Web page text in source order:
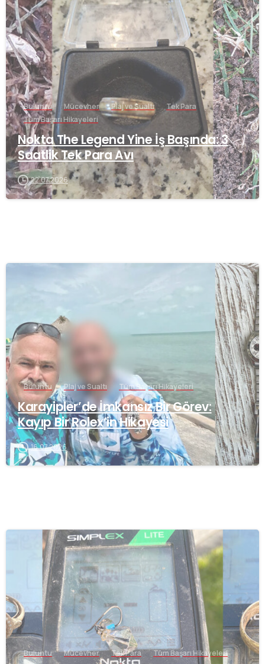
-
Buluntu Mücevher Plaj ve Sualtı
Tek Para
Tüm Başarı Hikayeleri
Nokta The Legend Yine İş Başında: 3
Saatlik Tek Para Avı
22.07.2026
-
Buluntu Plaj ve Sualtı Tüm Başarı Hikayeleri
Karayipler’de İmkansız Bir Görev:
Kayıp Bir Rolex’in Hikayesi
16.07.2026
Buluntu Mücevher Tek Para Tüm Başarı Hikayeleri